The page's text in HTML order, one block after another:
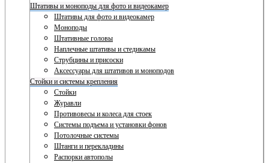
Штативы и моноподы для фото и видеокамер
Штативы для фото и видеокамер
Моноподы
Штативные головы
Наплечные штативы и стедикамы
Струбцины и присоски
Аксессуары для штативов и моноподов
Стойки и системы крепления
Стойки
Журавли
Противовесы и колеса для стоек
Системы подъема и установки фонов
Потолочные системы
Штанги и перекладины
Распорки автополы